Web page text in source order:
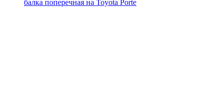
балка поперечная на Toyota Porte